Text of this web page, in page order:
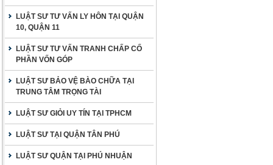
LUẬT SƯ TƯ VẤN LY HÔN TẠI QUẬN
10, QUẬN 11
LUẬT SƯ TƯ VẤN TRANH CHẤP CỐ
PHẦN VỐN GÓP
LUẬT SƯ BẢO VỆ BÀO CHỮA TẠI
TRUNG TÂM TRỌNG TÀI
LUẬT SƯ GIỎI UY TÍN TẠI TPHCM
LUẬT SƯ TẠI QUẬN TÂN PHÚ
LUẬT SƯ QUẬN TẠI PHÚ NHUẬN